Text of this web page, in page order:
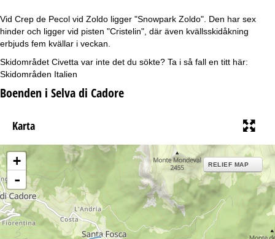
Vid Crep de Pecol vid Zoldo ligger "Snowpark Zoldo". Den har sex
hinder och ligger vid pisten "Cristelin", där även kvällsskidåkning
erbjuds fem kvällar i veckan.
Skidområdet Civetta var inte det du sökte? Ta i så fall en titt här:
Skidområden Italien
Boenden i Selva di Cadore
Karta
+
-
RELIEF MAP